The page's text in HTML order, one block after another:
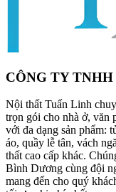
CÔNG TY
Nội thất Tuấn Linh
trọn gói cho nhà ở, văn
với đa dạng sản phẩm:
áo, quầy lễ tân, vách
thất cao cấp khác.
Bình Dương cùng đội
mang đến cho quý